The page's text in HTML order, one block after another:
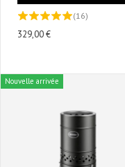
(16)
329,00 €
Nouvelle arrivée